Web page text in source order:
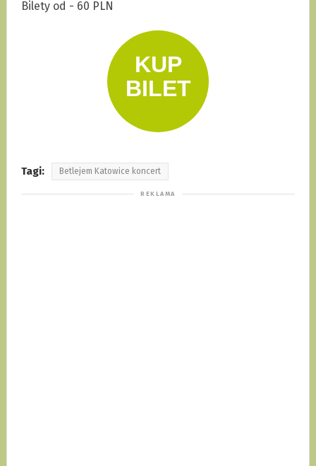
Bilety od - 60 PLN
Tagi: Betlejem Katowice koncert